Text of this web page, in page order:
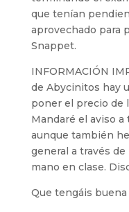
que tenían
aprovechado para
Snappet.
INFORMACIÓN
de Abycinitos hay
poner el precio de
Mandaré el aviso
aunque también
general a través
mano en clase.
Que tengáis buena